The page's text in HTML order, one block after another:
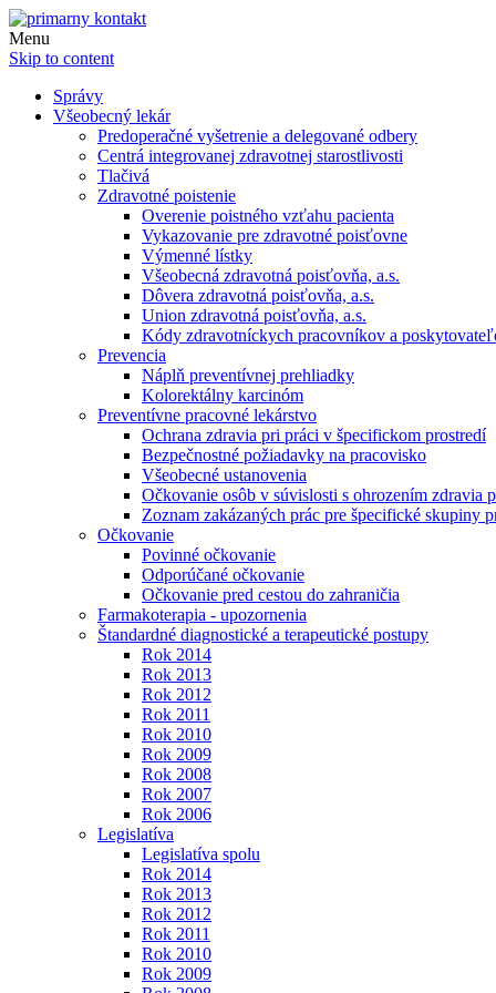
Menu
Skip to content
Správy
Všeobecný lekár
Predoperačné vyšetrenie a delegované odbery
Centrá integrovanej zdravotnej starostlivosti
Tlačivá
Zdravotné poistenie
Overenie poistného vzťahu pacienta
Vykazovanie pre zdravotné poisťovne
Výmenné lístky
Všeobecná zdravotná poisťovňa, a.s.
Dôvera zdravotná poisťovňa, a.s.
Union zdravotná poisťovňa, a.s.
Kódy zdravotníckych pracovníkov a
Prevencia
Náplň preventívnej prehliadky
Kolorektálny karcinóm
Preventívne pracovné lekárstvo
Ochrana zdravia pri práci v špecifickom prostredí
Bezpečnostné požiadavky na pracovisko
Všeobecné ustanovenia
Očkovanie osôb v súvislosti s ohrozením zdravia
Zoznam zakázaných prác pre špecifické skupiny
Očkovanie
Povinné očkovanie
Odporúčané očkovanie
Očkovanie pred cestou do zahraničia
Farmakoterapia - upozornenia
Štandardné diagnostické a terapeutické postupy
Rok 2014
Rok 2013
Rok 2012
Rok 2011
Rok 2010
Rok 2009
Rok 2008
Rok 2007
Rok 2006
Legislatíva
Legislatíva spolu
Rok 2014
Rok 2013
Rok 2012
Rok 2011
Rok 2010
Rok 2009